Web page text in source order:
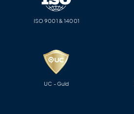
ISO 9001 & 14001
UC - Guld